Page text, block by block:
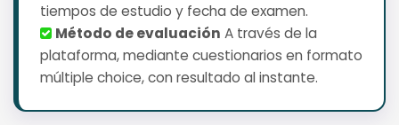
tiempos de estudio y fecha de examen.
Método de evaluación A través de la
plataforma, mediante cuestionarios en formato
múltiple choice, con resultado al instante.